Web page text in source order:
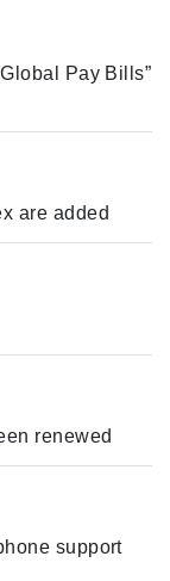
Pay Bills”
are added
renewed
support